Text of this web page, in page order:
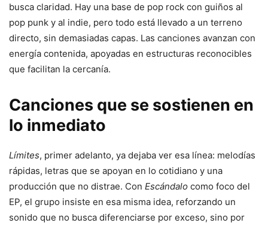
busca claridad. Hay una base de pop rock con guiños al
pop punk y al indie, pero todo está llevado a un terreno
directo, sin demasiadas capas. Las canciones avanzan con
energía contenida, apoyadas en estructuras reconocibles
que facilitan la cercanía.
Canciones que se sostienen en
lo inmediato
Límites, primer adelanto, ya dejaba ver esa línea: melodías
rápidas, letras que se apoyan en lo cotidiano y una
producción que no distrae. Con Escándalo como foco del
EP, el grupo insiste en esa misma idea, reforzando un
sonido que no busca diferenciarse por exceso, sino por